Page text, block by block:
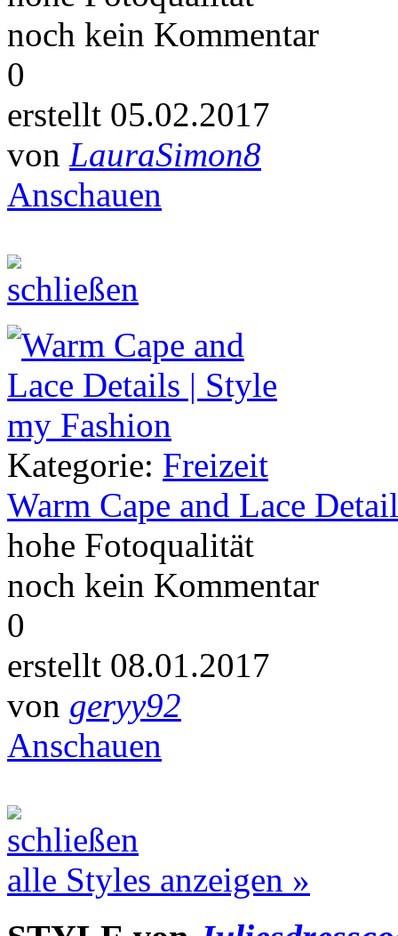
noch kein Kommentar
0
erstellt 05.02.2017
von LauraSimon8
Anschauen
Kategorie: Freizeit
Warm Cape and Lace
hohe Fotoqualität
noch kein Kommentar
0
erstellt 08.01.2017
von geryy92
Anschauen
alle Styles anzeigen »